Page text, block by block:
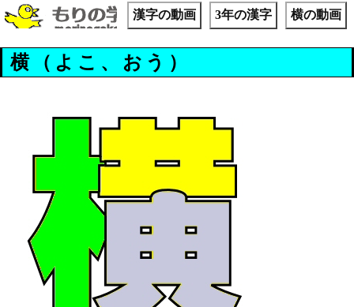
漢字の動画 3年の漢字 横の動画
横（よこ、おう）